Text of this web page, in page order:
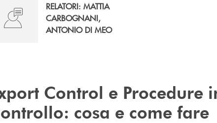
RELATORI: MATTIA
CARBOGNANI,
ANTONIO DI MEO
Control e Procedure
cosa e come fare